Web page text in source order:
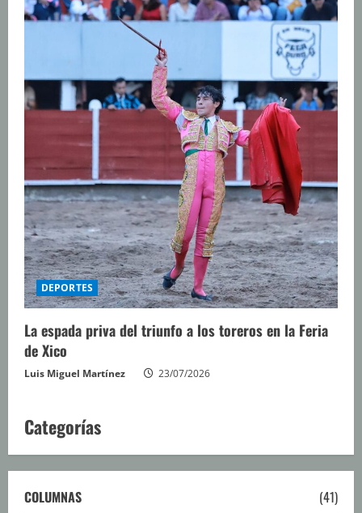
DEPORTES
La espada priva del triunfo a los toreros en la Feria
de Xico
Luis Miguel Martínez 23/07/2026
Categorías
COLUMNAS
(41)